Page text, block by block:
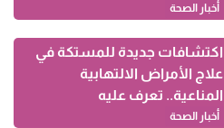
أخبار الصحة
اكتشافات جديدة للمستكة في
علاج الأمراض الالتهابية
المناعية.. تعرف عليه
أخبار الصحة